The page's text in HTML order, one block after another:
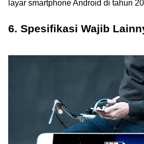
layar smartphone Android di tahun
6. Spesifikasi Wajib